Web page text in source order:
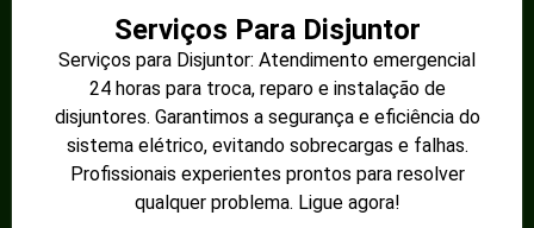
Serviços Para Disjuntor
Serviços para Disjuntor: Atendimento emergencial
24 horas para troca, reparo e instalação de
disjuntores. Garantimos a segurança e eficiência do
sistema elétrico, evitando sobrecargas e falhas.
Profissionais experientes prontos para resolver
qualquer problema. Ligue agora!